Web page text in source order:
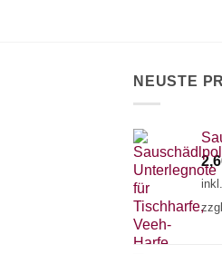
Produktseite
gewählt
NEUSTE